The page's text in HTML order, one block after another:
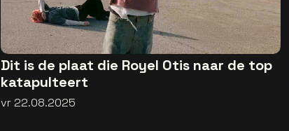
Dit is de plaat die Royel Otis naar de top
katapulteert
vr 22.08.2025